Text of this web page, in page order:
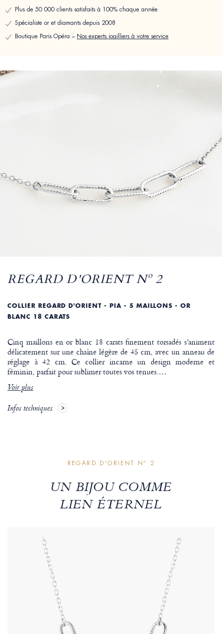
Plus de 50 000 clients satisfaits à 100% chaque année
Spécialiste or et diamants depuis 2008
Boutique Paris Opéra – Nos experts joailliers à votre service
REGARD D'ORIENT Nº 2
COLLIER REGARD D'ORIENT - PIA - 5 MAILLONS - OR
BLANC 18 CARATS
Cinq maillons en or blanc 18 carats finement torsadés s’animent
délicatement sur une chaîne légère de 45 cm, avec un anneau de
réglage à 42 cm. Ce collier incarne un design moderne et
féminin, parfait pour sublimer toutes vos tenues.…
Voir plus
Infos techniques
REGARD D'ORIENT Nº 2
UN BIJOU COMME
LIEN ÉTERNEL